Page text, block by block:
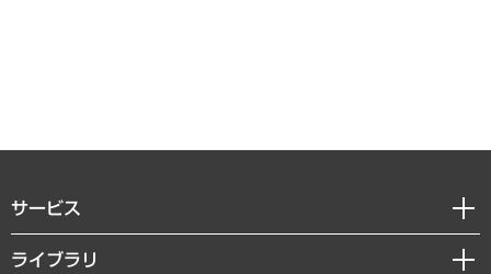
サービス
経営戦略
ライブラリ